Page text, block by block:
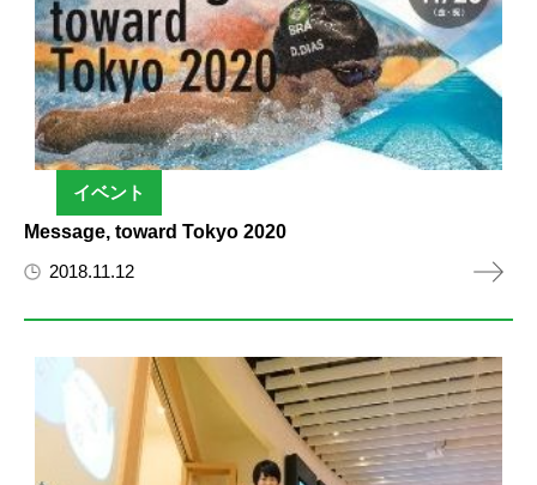
イベント
Message, toward Tokyo 2020
2018.11.12